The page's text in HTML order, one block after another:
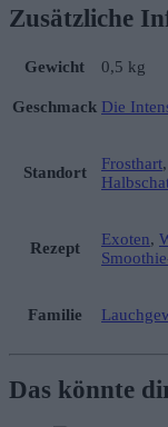
Zusätzliche
Gewicht 0,5 kg
Geschmack Die
Standort Frosthart,
Rezept Exoten,
Familie
Das könnte